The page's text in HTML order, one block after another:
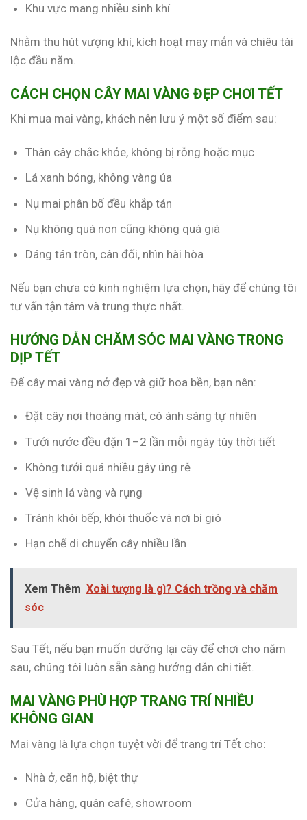
Khu vực mang nhiều sinh khí
Nhằm thu hút vượng khí, kích hoạt may mắn và chiêu tài
lộc đầu năm.
CÁCH CHỌN CÂY MAI VÀNG ĐẸP CHƠI TẾT
Khi mua mai vàng, khách nên lưu ý một số điểm sau:
Thân cây chắc khỏe, không bị rỗng hoặc mục
Lá xanh bóng, không vàng úa
Nụ mai phân bố đều khắp tán
Nụ không quá non cũng không quá già
Dáng tán tròn, cân đối, nhìn hài hòa
Nếu bạn chưa có kinh nghiệm lựa chọn, hãy để chúng tôi
tư vấn tận tâm và trung thực nhất.
HƯỚNG DẪN CHĂM SÓC MAI VÀNG TRONG
DỊP TẾT
Để cây mai vàng nở đẹp và giữ hoa bền, bạn nên:
Đặt cây nơi thoáng mát, có ánh sáng tự nhiên
Tưới nước đều đặn 1–2 lần mỗi ngày tùy thời tiết
Không tưới quá nhiều gây úng rễ
Vệ sinh lá vàng và rụng
Tránh khói bếp, khói thuốc và nơi bí gió
Hạn chế di chuyển cây nhiều lần
Xem Thêm Xoài tượng là gì? Cách trồng và chăm
sóc
Sau Tết, nếu bạn muốn dưỡng lại cây để chơi cho năm
sau, chúng tôi luôn sẵn sàng hướng dẫn chi tiết.
MAI VÀNG PHÙ HỢP TRANG TRÍ NHIỀU
KHÔNG GIAN
Mai vàng là lựa chọn tuyệt vời để trang trí Tết cho:
Nhà ở, căn hộ, biệt thự
Cửa hàng, quán café, showroom